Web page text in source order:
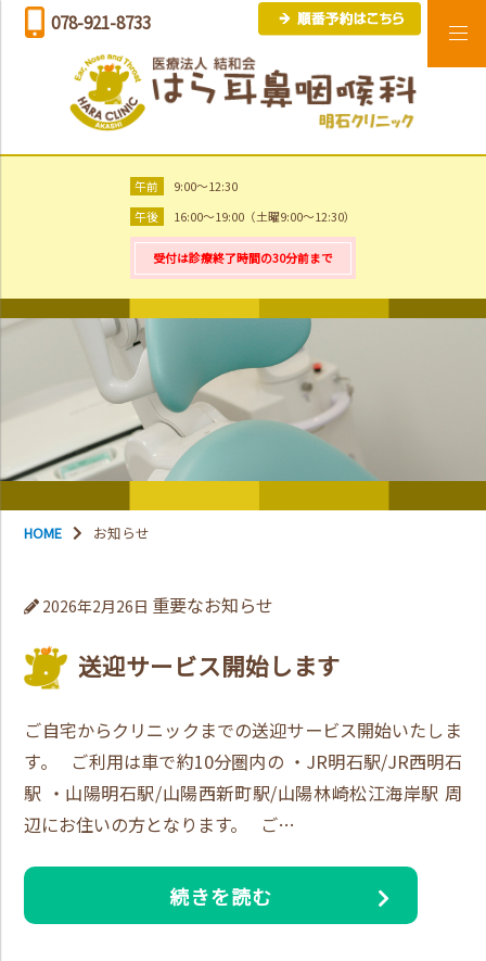
午前
9:00～12:30
午後
16:00～19:00（土曜9:00～12:30）
受付は診療終了時間の30分前まで
078-921-8733
HOME お知らせ
2026年2月26日 重要なお知らせ
送迎サービス開始します
ご自宅からクリニックまでの送迎サービス開始いたしま
す。 ご利用は車で約10分圏内の ・JR明石駅/JR西明石
駅 ・山陽明石駅/山陽西新町駅/山陽林崎松江海岸駅 周
辺にお住いの方となります。 ご…
続きを読む